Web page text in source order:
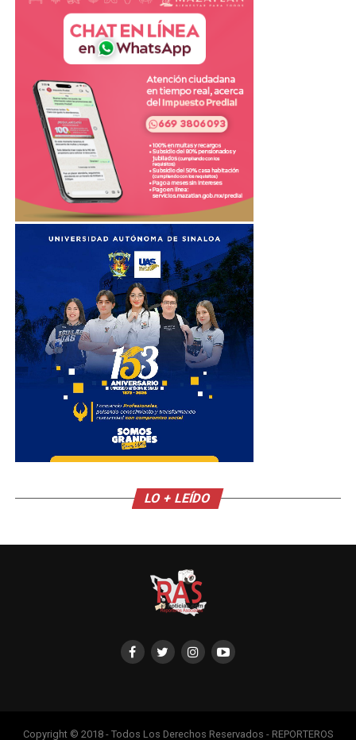
LO + LEÍDO
Copyright © 2018 - Todos Los Derechos Reservados - REPORTEROS